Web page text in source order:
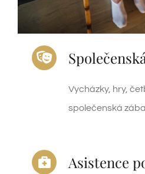
Vycházky, hry,
společenská
Asistence